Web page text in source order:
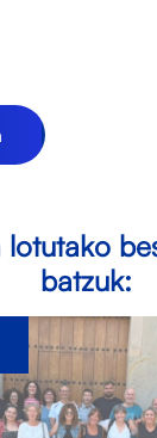
lotutako
batzuk: